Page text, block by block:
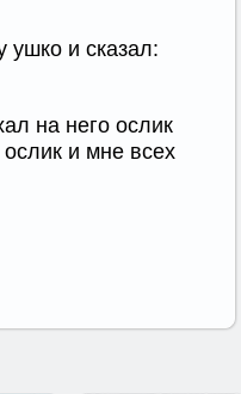
ушко и сказал:
на него ослик
и мне всех